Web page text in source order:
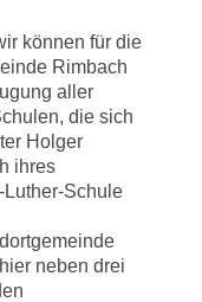
können für die
Rimbach
aller
die sich
Holger
ihres
Luther-Schule
neben drei